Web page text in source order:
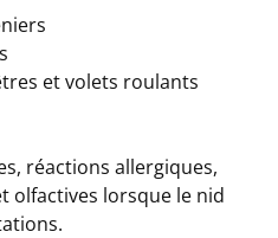
et volets roulants
réactions allergiques,
olfactives lorsque le nid